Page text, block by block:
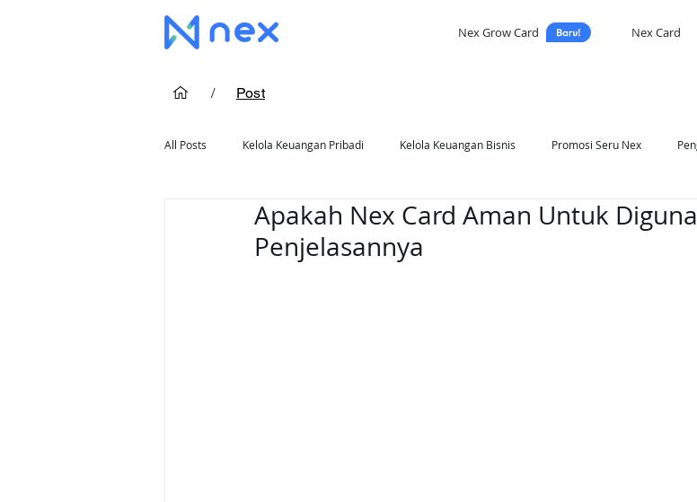
Nex Grow Card Nex Card
/ Post
All Posts Kelola Keuangan Pribadi Kelola Keuangan Bisnis Promosi Seru Nex
Cara Pakai Kartu Kredit Rekomendasi Nex Self Development
Apakah Nex Card Aman Untuk
Penjelasannya